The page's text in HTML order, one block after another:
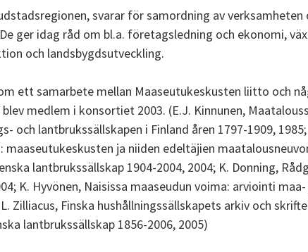
svarar för samordning av verksamheten
ger idag råd om bl.a. företagsledning och ekonomi,
och landsbygdsutveckling.
ett samarbete mellan Maaseutukeskusten liitto och
medlem i konsortiet 2003. (E.J. Kinnunen,
och lantbrukssällskapen i Finland åren 1797-1909,
ja niiden edeltäjien
lantbrukssällskap 1904-2004, 2004; K. Donning,
K. Hyvönen, Naisissa maaseudun voima: arviointi
Zilliacus, Finska hushållningssällskapets arkiv och
lantbrukssällskap 1856-2006, 2005)